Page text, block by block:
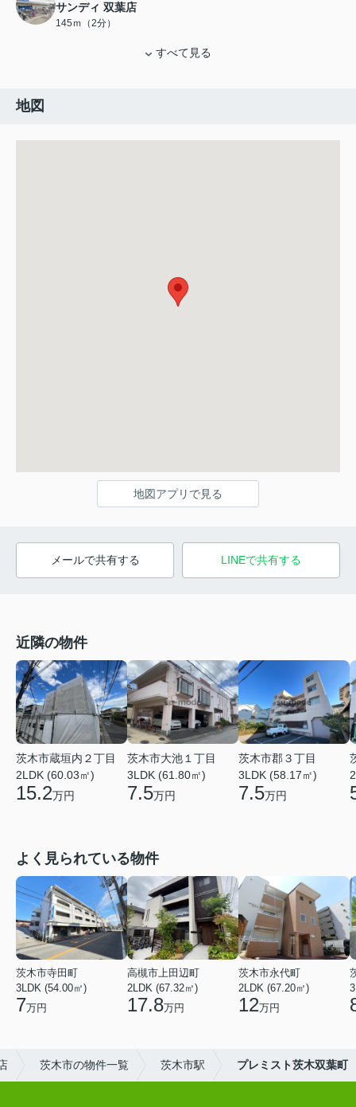
サンディ 双葉店
145ｍ（2分）
すべて見る
地図
地図アプリで見る
メールで共有する LINEで共有する
近隣の物件
茨木市蔵垣内２丁目
2LDK (60.03㎡)
15.2万円
茨木市大池１丁目
3LDK (61.80㎡)
7.5万円
茨木市郡３丁目
3LDK (58.17㎡)
7.5万円
よく見られている物件
茨木市寺田町
3LDK (54.00㎡)
7万円
高槻市上田辺町
2LDK (67.32㎡)
17.8万円
茨木市永代町
2LDK (67.20㎡)
12万円
茨木市の物件一覧 茨木市駅 プレミスト茨木双葉町